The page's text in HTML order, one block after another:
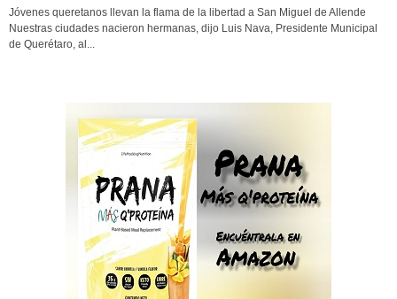
Jóvenes queretanos llevan la flama de la libertad a San Miguel de Allende
Nuestras ciudades nacieron hermanas, dijo Luis Nava, Presidente Municipal
de Querétaro, al...